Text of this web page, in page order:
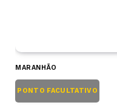
MARANHÃO
PONTO FACULTATIVO